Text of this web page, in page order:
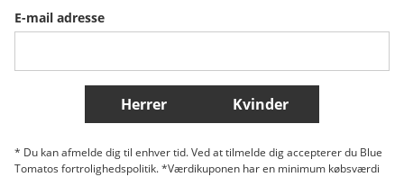
Belgique (Français) Danmark Norge
Flere lande
E-mail adresse
Herrer Kvinder
* Du kan afmelde dig til enhver tid. Ved at tilmelde dig accepterer du Blue
Tomatos fortrolighedspolitik. *Værdikuponen har en minimum købsværdi